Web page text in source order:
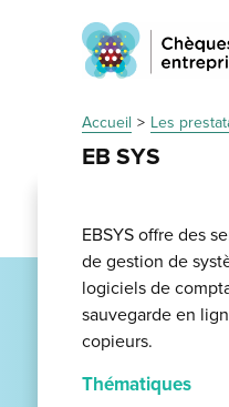
Accueil Les
EB SYS
EBSYS offre des
de gestion de
logiciels de
sauvegarde en
copieurs.
Thématiques